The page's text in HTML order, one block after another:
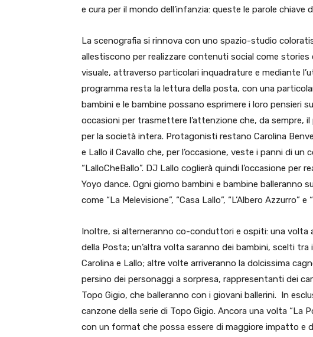
e cura per il mondo dell’infanzia: queste le parole chiave
La scenografia si rinnova con uno spazio-studio
allestiscono per realizzare contenuti social come
visuale, attraverso particolari inquadrature e mediante
programma resta la lettura della posta, con una
bambini e le bambine possano esprimere i loro pensieri
occasioni per trasmettere l’attenzione che, da
per la società intera. Protagonisti restano Carolina
e Lallo il Cavallo che, per l’occasione, veste i panni di
“LalloCheBallo”. DJ Lallo coglierà quindi l’occasione per
Yoyo dance. Ogni giorno bambini e bambine balleranno
come “La Melevisione”, “Casa Lallo”, “L’Albero Azzurro” e
Inoltre, si alterneranno co-conduttori e ospiti: una
della Posta; un’altra volta saranno dei bambini, scelti
Carolina e Lallo; altre volte arriveranno la dolcissima
persino dei personaggi a sorpresa, rappresentanti dei
Topo Gigio, che balleranno con i giovani ballerini. In
canzone della serie di Topo Gigio. Ancora una volta
con un format che possa essere di maggiore impatto e